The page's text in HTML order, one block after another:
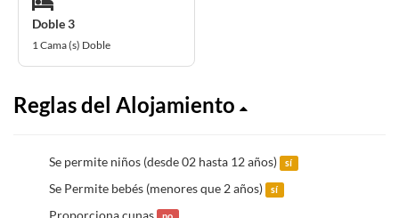
Doble 3
1 Cama (s) Doble
Reglas del Alojamiento
Se permite niños (desde 02 hasta 12 años) sí
Se Permite bebés (menores que 2 años) sí
Proporciona cunas